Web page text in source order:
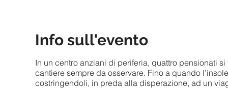
Info sull'evento
In un centro anziani di periferia, quattro pensionati
cantiere sempre da osservare. Fino a quando
costringendoli, in preda alla disperazione, ad un